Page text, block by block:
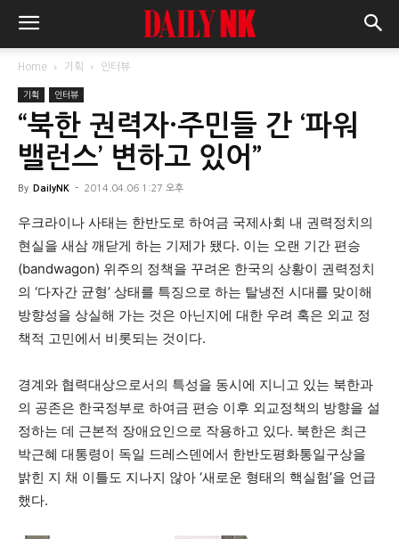
Home 기획 인터뷰
기획 인터뷰
“북한 권력자·주민들 간 ‘파워
밸런스’ 변하고 있어”
By DailyNK - 2014.04.06 1:27 오후
우크라이나 사태는 한반도로 하여금 국제사회 내 권력정치의
현실을 새삼 깨닫게 하는 기제가 됐다. 이는 오랜 기간 편승
(bandwagon) 위주의 정책을 꾸려온 한국의 상황이 권력정치
의 ‘다자간 균형’ 상태를 특징으로 하는 탈냉전 시대를 맞이해
방향성을 상실해 가는 것은 아닌지에 대한 우려 혹은 외교 정
책적 고민에서 비롯되는 것이다.
경계와 협력대상으로서의 특성을 동시에 지니고 있는 북한과
의 공존은 한국정부로 하여금 편승 이후 외교정책의 방향을 설
정하는 데 근본적 장애요인으로 작용하고 있다. 북한은 최근
박근혜 대통령이 독일 드레스덴에서 한반도평화통일구상을
밝힌 지 채 이틀도 지나지 않아 ‘새로운 형태의 핵실험’을 언급
했다.